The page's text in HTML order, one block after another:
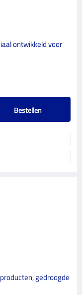
1
ontwikkeld voor
Bestellen
gedroogde